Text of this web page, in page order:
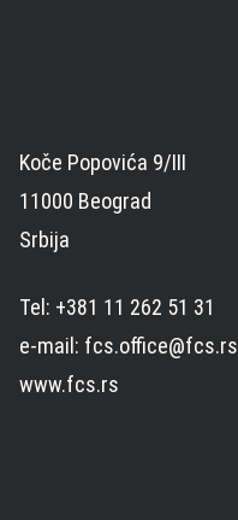
Koče Popovića 9/III
11000 Beograd
Srbija
Tel: +381 11 262 51 31
e-mail: fcs.office@fcs.rs
www.fcs.rs